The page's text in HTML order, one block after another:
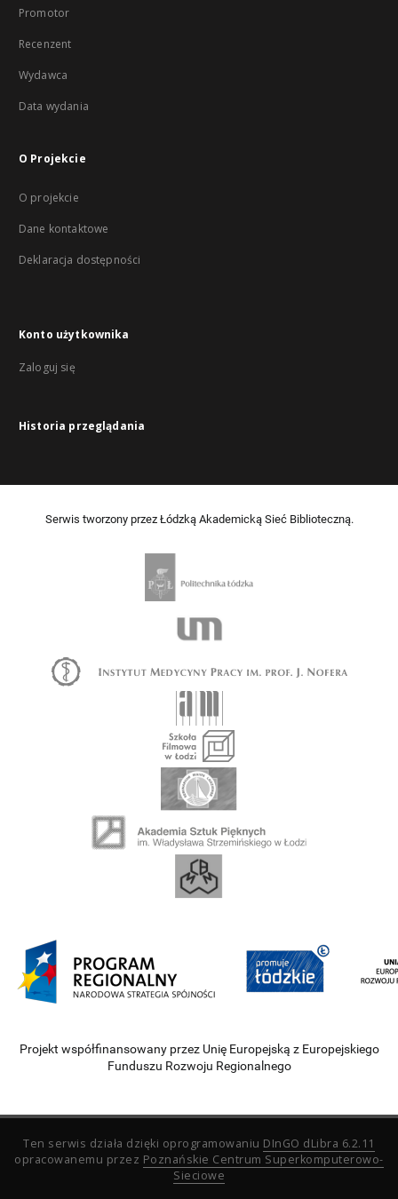
Promotor
Recenzent
Wydawca
Data wydania
O Projekcie
O projekcie
Dane kontaktowe
Deklaracja dostępności
Konto użytkownika
Zaloguj się
Historia przeglądania
Serwis tworzony przez Łódzką Akademicką Sieć Biblioteczną.
Projekt współfinansowany przez Unię Europejską z Europejskiego
Funduszu Rozwoju Regionalnego
Ten serwis działa dzięki oprogramowaniu DInGO dLibra 6.2.11
opracowanemu przez Poznańskie Centrum Superkomputerowo-
Sieciowe